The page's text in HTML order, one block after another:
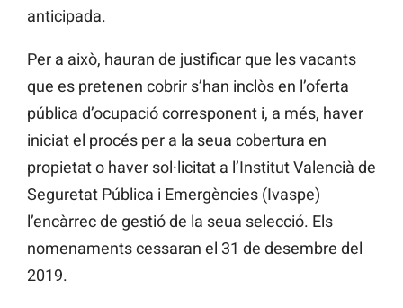
anticipada.
Per a això, hauran de justificar que les vacants
que es pretenen cobrir s’han inclòs en l’oferta
pública d’ocupació corresponent i, a més, haver
iniciat el procés per a la seua cobertura en
propietat o haver sol·licitat a l’Institut Valencià de
Seguretat Pública i Emergències (Ivaspe)
l’encàrrec de gestió de la seua selecció. Els
nomenaments cessaran el 31 de desembre del
2019.